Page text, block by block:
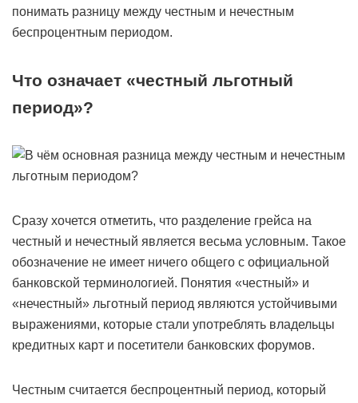
понимать разницу между честным и нечестным
беспроцентным периодом.
Что означает «честный льготный
период»?
Сразу хочется отметить, что разделение грейса на
честный и нечестный является весьма условным. Такое
обозначение не имеет ничего общего с официальной
банковской терминологией. Понятия «честный» и
«нечестный» льготный период являются устойчивыми
выражениями, которые стали употреблять владельцы
кредитных карт и посетители банковских форумов.
Честным считается беспроцентный период, который